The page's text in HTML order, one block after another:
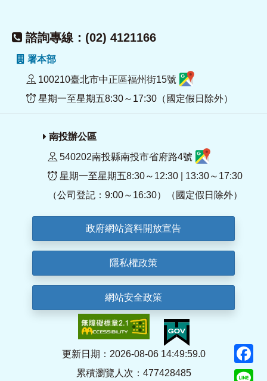
諮詢專線：(02) 4121166
署本部
100210臺北市中正區福州街15號
星期一至星期五8:30～17:30（國定假日除外）
南投辦公區
540202南投縣南投市省府路4號
星期一至星期五8:30～12:30 | 13:30～17:30
（公司登記：9:00～16:30）（國定假日除外）
政府網站資料開放宣告
隱私權政策
網站安全政策
更新日期：2026-08-06 14:49:59.0
累積瀏覽人次：477428485